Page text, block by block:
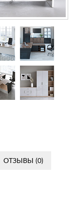
ОТЗЫВЫ (0)